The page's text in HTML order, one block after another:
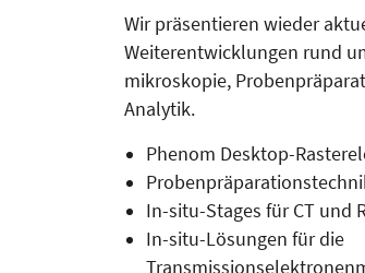
Wir präsentieren wieder
Weiterentwicklungen rund
mi­kro­­sko­pie,
Analytik.
Phenom Desktop-
In-situ-Stages für CT und
In-situ-Lösungen für die